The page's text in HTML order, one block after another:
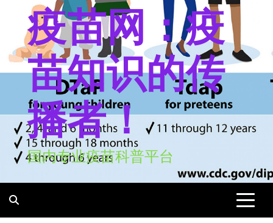
疫苗网：疫
苗知识的传
播者！
国内专业疫苗科普平台